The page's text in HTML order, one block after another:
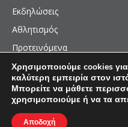
Εκδηλώσεις
Αθλητισμός
Προτεινόμενα
© 2011 -
This site is protected by reCAPTCHA
Χρησιμοποιούμε cookies
καλύτερη εμπειρία στον
Μπορείτε να μάθετε
χρησιμοποιούμε ή να τα
Αποδοχή